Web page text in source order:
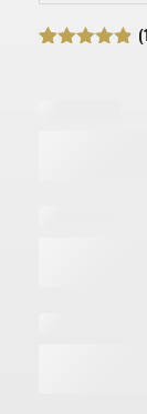
(